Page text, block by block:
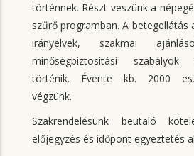
történnek. Részt veszünk a
szűrő programban. A betegellátás
irányelvek, szakmai
minőségbiztosítási szabályok
történik. Évente kb. 2000
végzünk.
Szakrendelésünk beutaló
előjegyzés és időpont egyeztetés